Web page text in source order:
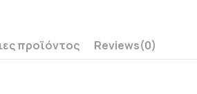
προϊόντος Reviews(0)